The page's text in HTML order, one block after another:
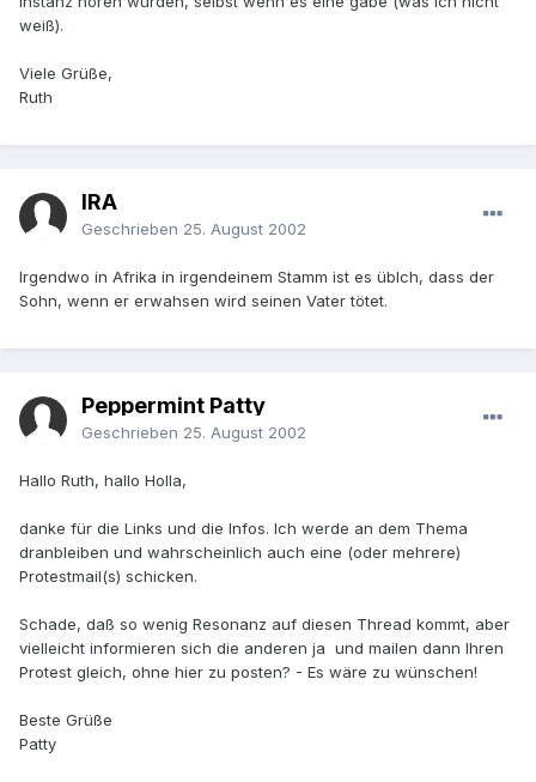
weiß).
Viele Grüße,
Ruth
IRA
Geschrieben 25. August 2002
Irgendwo in Afrika in irgendeinem Stamm ist es üblch, dass der
Sohn, wenn er erwahsen wird seinen Vater tötet.
Peppermint Patty
Geschrieben 25. August 2002
Hallo Ruth, hallo Holla,
danke für die Links und die Infos. Ich werde an dem Thema
dranbleiben und wahrscheinlich auch eine (oder mehrere)
Protestmail(s) schicken.
Schade, daß so wenig Resonanz auf diesen Thread kommt, aber
vielleicht informieren sich die anderen ja und mailen dann Ihren
Protest gleich, ohne hier zu posten? - Es wäre zu wünschen!
Beste Grüße
Patty